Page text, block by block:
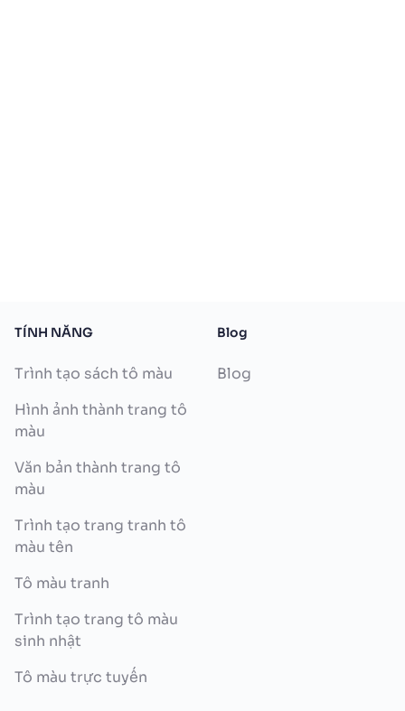
TÍNH NĂNG
Trình tạo sách tô màu
Hình ảnh thành trang tô
màu
Văn bản thành trang tô
màu
Trình tạo trang tranh tô
màu tên
Tô màu tranh
Trình tạo trang tô màu
sinh nhật
Tô màu trực tuyến
Blog
Blog